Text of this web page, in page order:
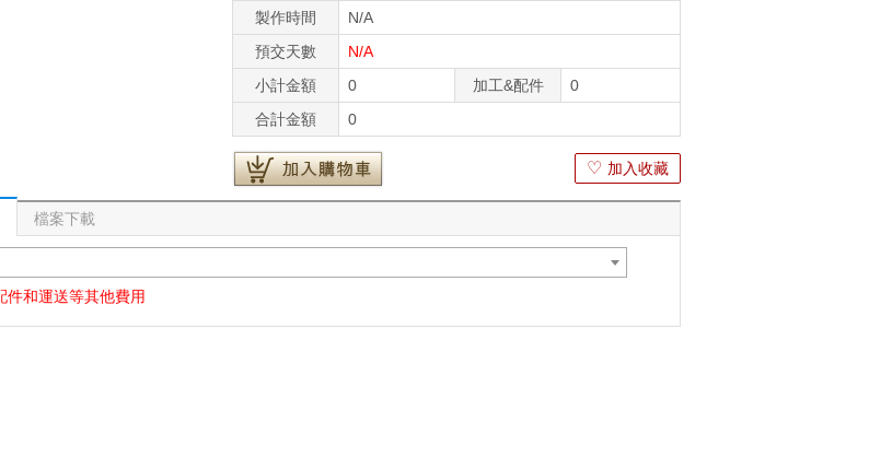
製作時間
N/A
預交天數
N/A
小計金額
0 加工&配件
0
合計金額
0
♡ 加入收藏
檔案下載
件和運送等其他費用